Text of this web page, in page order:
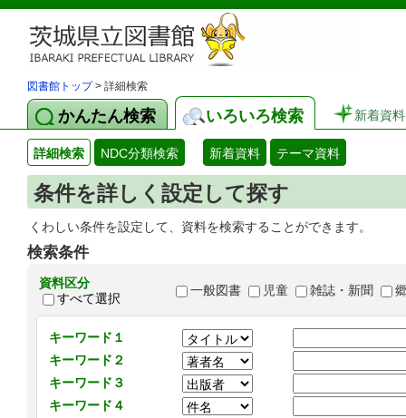
図書館トップ> 詳細検索
かんたん検索 いろいろ検索 新着資料
詳細検索 NDC分類検索 新着資料 テーマ資料
条件を詳しく設定して探す
くわしい条件を設定して、資料を検索することができます。
検索条件
資料区分
すべて選択
一般図書 児童 雑誌・新聞
キーワード１
キーワード２
キーワード３
キーワード４